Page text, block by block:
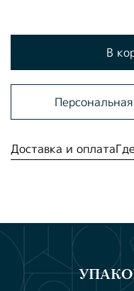
В
Доставка и оплата